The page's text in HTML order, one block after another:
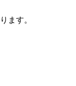
ます。